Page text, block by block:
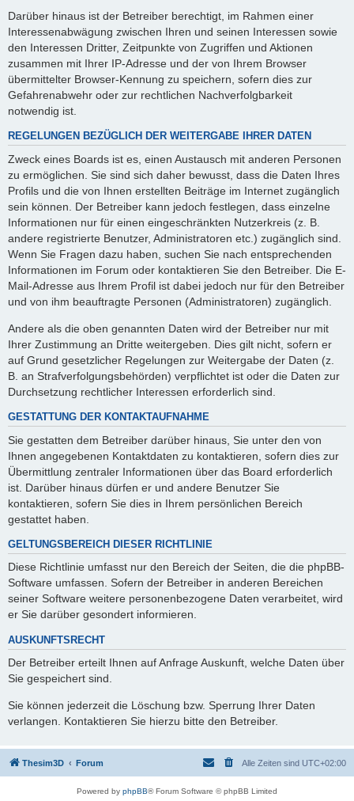
Darüber hinaus ist der Betreiber berechtigt, im Rahmen einer
Interessenabwägung zwischen Ihren und seinen Interessen sowie
den Interessen Dritter, Zeitpunkte von Zugriffen und Aktionen
zusammen mit Ihrer IP-Adresse und der von Ihrem Browser
übermittelter Browser-Kennung zu speichern, sofern dies zur
Gefahrenabwehr oder zur rechtlichen Nachverfolgbarkeit
notwendig ist.
REGELUNGEN BEZÜGLICH DER WEITERGABE IHRER DATEN
Zweck eines Boards ist es, einen Austausch mit anderen Personen
zu ermöglichen. Sie sind sich daher bewusst, dass die Daten Ihres
Profils und die von Ihnen erstellten Beiträge im Internet zugänglich
sein können. Der Betreiber kann jedoch festlegen, dass einzelne
Informationen nur für einen eingeschränkten Nutzerkreis (z. B.
andere registrierte Benutzer, Administratoren etc.) zugänglich sind.
Wenn Sie Fragen dazu haben, suchen Sie nach entsprechenden
Informationen im Forum oder kontaktieren Sie den Betreiber. Die E-
Mail-Adresse aus Ihrem Profil ist dabei jedoch nur für den Betreiber
und von ihm beauftragte Personen (Administratoren) zugänglich.
Andere als die oben genannten Daten wird der Betreiber nur mit
Ihrer Zustimmung an Dritte weitergeben. Dies gilt nicht, sofern er
auf Grund gesetzlicher Regelungen zur Weitergabe der Daten (z.
B. an Strafverfolgungsbehörden) verpflichtet ist oder die Daten zur
Durchsetzung rechtlicher Interessen erforderlich sind.
GESTATTUNG DER KONTAKTAUFNAHME
Sie gestatten dem Betreiber darüber hinaus, Sie unter den von
Ihnen angegebenen Kontaktdaten zu kontaktieren, sofern dies zur
Übermittlung zentraler Informationen über das Board erforderlich
ist. Darüber hinaus dürfen er und andere Benutzer Sie
kontaktieren, sofern Sie dies in Ihrem persönlichen Bereich
gestattet haben.
GELTUNGSBEREICH DIESER RICHTLINIE
Diese Richtlinie umfasst nur den Bereich der Seiten, die die phpBB-
Software umfassen. Sofern der Betreiber in anderen Bereichen
seiner Software weitere personenbezogene Daten verarbeitet, wird
er Sie darüber gesondert informieren.
AUSKUNFTSRECHT
Der Betreiber erteilt Ihnen auf Anfrage Auskunft, welche Daten über
Sie gespeichert sind.
Sie können jederzeit die Löschung bzw. Sperrung Ihrer Daten
verlangen. Kontaktieren Sie hierzu bitte den Betreiber.
Thesim3D Forum Alle Zeiten sind UTC+02:00
Powered by phpBB® Forum Software © phpBB Limited